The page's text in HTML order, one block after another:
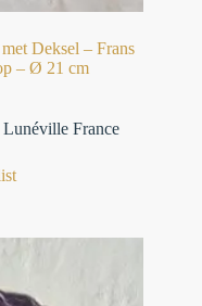
Deksel – Frans
– Ø 21 cm
France